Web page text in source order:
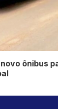
ônibus